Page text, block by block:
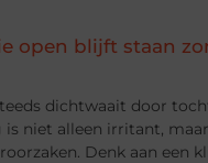
open blijft staan
dichtwaait door
is niet alleen irritant,
Denk aan een